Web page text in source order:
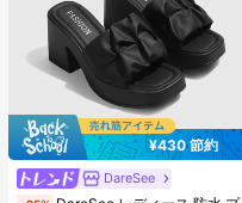
¥430 節約
DareSee
#1 ベストセラー